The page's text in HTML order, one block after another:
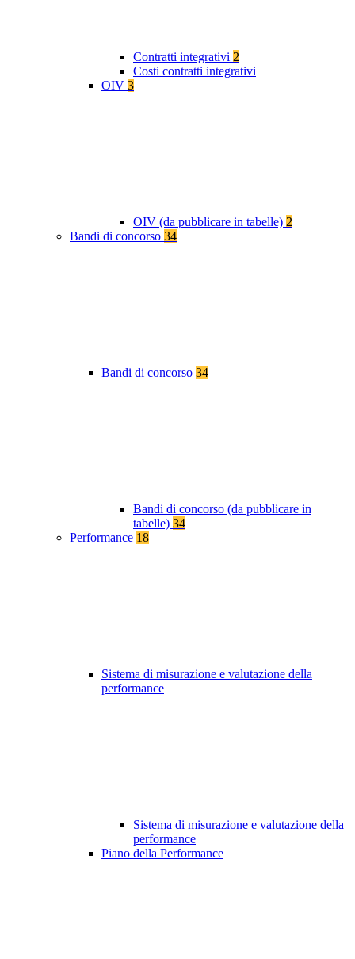
Contratti integrativi 2
Costi contratti integrativi
OIV 3
OIV (da pubblicare in tabelle) 2
Bandi di concorso 34
Bandi di concorso 34
Bandi di concorso (da pubblicare in
tabelle) 34
Performance 18
Sistema di misurazione e valutazione della
performance
Sistema di misurazione e valutazione della
performance
Piano della Performance